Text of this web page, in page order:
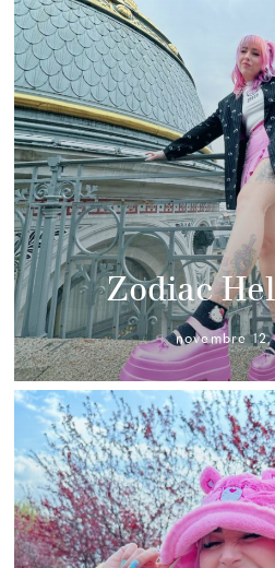
Zodiac
novembre